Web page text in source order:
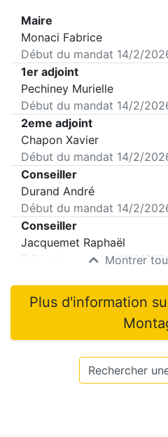
Maire
Monaci Fabrice
Début du mandat 14/2/
1er adjoint
Pechiney Murielle
Début du mandat 14/2/
2eme adjoint
Chapon Xavier
Début du mandat 14/2/
Conseiller
Durand André
Début du mandat 14/2/
Conseiller
Jacquemet Raphaël
Début du mandat14/2/
Montrer
Plus d'information
Rechercher